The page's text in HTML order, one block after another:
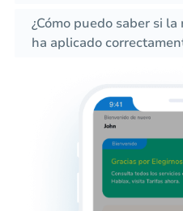
¿Cómo puedo saber si
ha aplicado